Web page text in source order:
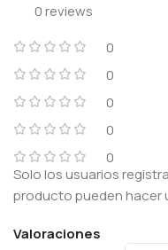
0 reviews
0
0
0
0
0
Valoraciones
Solo los usuarios
producto pueden hacer